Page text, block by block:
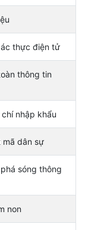
thực điện tử
thông tin
nhập khẩu
mã dân sự
sóng thông
non